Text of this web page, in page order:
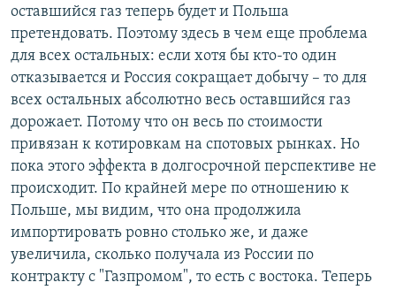
оставшийся газ теперь будет и Польша
претендовать. Поэтому здесь в чем еще проблема
для всех остальных: если хотя бы кто-то один
отказывается и Россия сокращает добычу – то для
всех остальных абсолютно весь оставшийся газ
дорожает. Потому что он весь по стоимости
привязан к котировкам на спотовых рынках. Но
пока этого эффекта в долгосрочной перспективе не
происходит. По крайней мере по отношению к
Польше, мы видим, что она продолжила
импортировать ровно столько же, и даже
увеличила, сколько получала из России по
контракту с "Газпромом", то есть с востока. Теперь